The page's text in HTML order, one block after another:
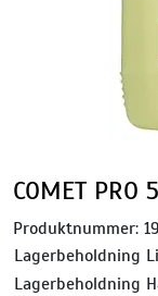
COMET
Produktnummer:
Lagerbeholdning
Lagerbeholdning